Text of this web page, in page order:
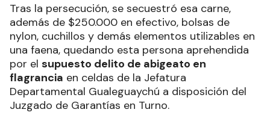
Tras la persecución, se secuestró esa carne,
además de $250.000 en efectivo, bolsas de
nylon, cuchillos y demás elementos utilizables en
una faena, quedando esta persona aprehendida
por el supuesto delito de abigeato en
flagrancia en celdas de la Jefatura
Departamental Gualeguaychú a disposición del
Juzgado de Garantías en Turno.